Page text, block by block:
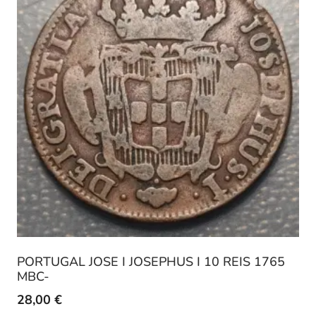
PORTUGAL JOSE I JOSEPHUS I 10 REIS 1765
MBC-
28,00 €